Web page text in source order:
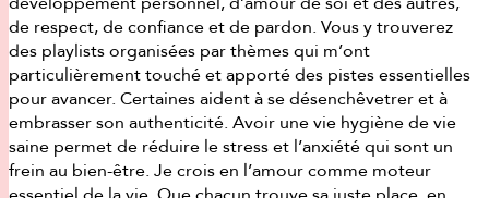
de respect, de confiance et de pardon. Vous y trouverez
des playlists organisées par thèmes qui m’ont
particulièrement touché et apporté des pistes essentielles
pour avancer. Certaines aident à se désenchêvetrer et à
embrasser son authenticité. Avoir une vie hygiène de vie
saine permet de réduire le stress et l’anxiété qui sont un
frein au bien-être. Je crois en l’amour comme moteur